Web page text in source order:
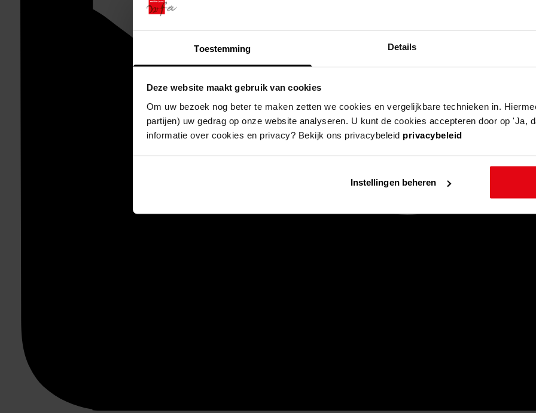
Toestemming Details
Deze website maakt gebruik van cookies
Om uw bezoek nog beter te maken zetten we cookies en vergelijkbare technieken in.
partijen) uw gedrag op onze website analyseren. U kunt de cookies accepteren door op 'Ja,
informatie over cookies en privacy? Bekijk ons privacybeleid privacybeleid
Instellingen beheren